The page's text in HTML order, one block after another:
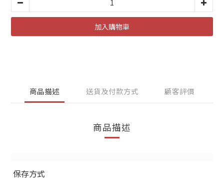
加入購物車
商品描述 送貨及付款方式 顧客評價
商品描述
保存方式